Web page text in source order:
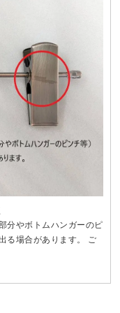
分やボトムハンガーのピ
る場合があります。 ご